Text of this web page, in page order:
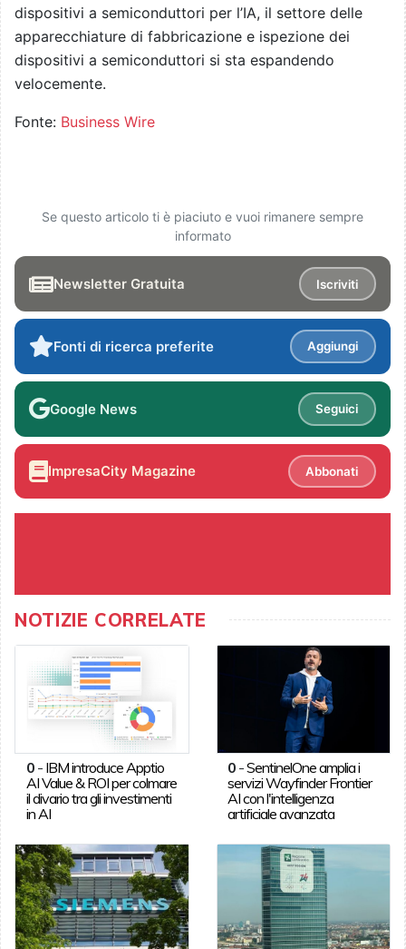
dispositivi a semiconduttori per l’IA, il settore delle
apparecchiature di fabbricazione e ispezione dei
dispositivi a semiconduttori si sta espandendo
velocemente.
Fonte: Business Wire
Se questo articolo ti è piaciuto e vuoi rimanere sempre
informato
Newsletter Gratuita Iscriviti
Fonti di ricerca preferite Aggiungi
Google News Seguici
ImpresaCity Magazine Abbonati
NOTIZIE CORRELATE
0- IBM introduce Apptio
AI Value & ROI per colmare
il divario tra gli investimenti
in AI
0 -SentinelOne amplia i
servizi Wayfinder Frontier
AI con l'intelligenza
artificiale avanzata